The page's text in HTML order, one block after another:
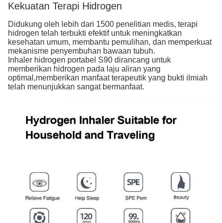
Kekuatan Terapi Hidrogen
Didukung oleh lebih dari 1500 penelitian medis, terapi
hidrogen telah terbukti efektif untuk meningkatkan
kesehatan umum, membantu pemulihan, dan memperkuat
mekanisme penyembuhan bawaan tubuh.
Inhaler hidrogen portabel S90 dirancang untuk
memberikan hidrogen pada laju aliran yang
optimal,memberikan manfaat terapeutik yang bukti ilmiah
telah menunjukkan sangat bermanfaat.